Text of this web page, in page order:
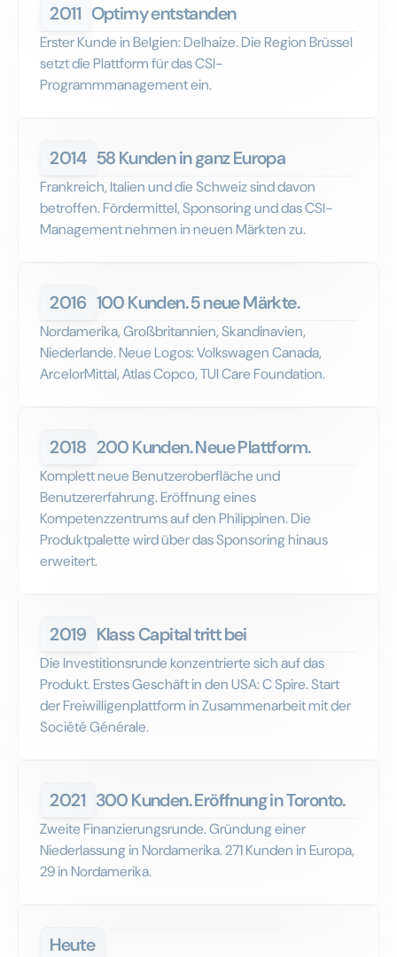
2011 Optimy entstanden
Erster Kunde in Belgien: Delhaize. Die Region Brüssel
setzt die Plattform für das CSI-
Programmmanagement ein.
2014 58 Kunden in ganz Europa
Frankreich, Italien und die Schweiz sind davon
betroffen. Fördermittel, Sponsoring und das CSI-
Management nehmen in neuen Märkten zu.
2016 100 Kunden. 5 neue Märkte.
Nordamerika, Großbritannien, Skandinavien,
Niederlande. Neue Logos: Volkswagen Canada,
ArcelorMittal, Atlas Copco, TUI Care Foundation.
2018 200 Kunden. Neue Plattform.
Komplett neue Benutzeroberfläche und
Benutzererfahrung. Eröffnung eines
Kompetenzzentrums auf den Philippinen. Die
Produktpalette wird über das Sponsoring hinaus
erweitert.
2019 Klass Capital tritt bei
Die Investitionsrunde konzentrierte sich auf das
Produkt. Erstes Geschäft in den USA: C Spire. Start
der Freiwilligenplattform in Zusammenarbeit mit der
Société Générale.
2021 300 Kunden. Eröffnung in Toronto.
Zweite Finanzierungsrunde. Gründung einer
Niederlassung in Nordamerika. 271 Kunden in Europa,
29 in Nordamerika.
Heute